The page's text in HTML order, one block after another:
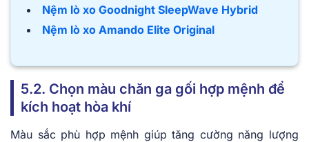
Nệm lò xo Goodnight SleepWave Hybrid
Nệm lò xo Amando Elite Original
5.2. Chọn màu chăn ga gối hợp mệnh để
kích hoạt hòa khí
Màu sắc phù hợp mệnh giúp tăng cường năng lượng